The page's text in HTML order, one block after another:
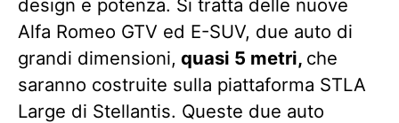
design e potenza. Si tratta delle nuove
Alfa Romeo GTV ed E-SUV, due auto di
grandi dimensioni, quasi 5 metri, che
saranno costruite sulla piattaforma STLA
Large di Stellantis. Queste due auto